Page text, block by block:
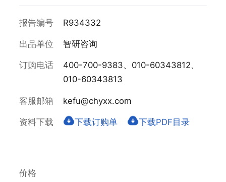
报告编号 R934332
出品单位 智研咨询
订购电话
400-700-9383、010-60343812、
010-60343813
客服邮箱 kefu@chyxx.com
资料下载 下载订购单 下载PDF目录
价格